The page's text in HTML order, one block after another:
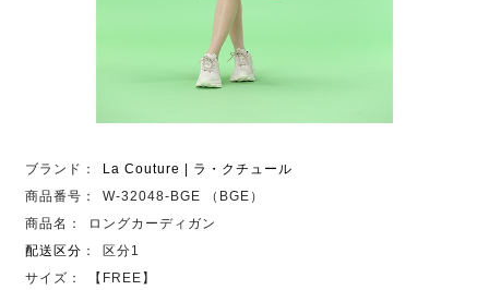
ブランド：
La Couture | ラ・クチュール
商品番号：
W-32048-BGE （BGE）
商品名：
ロングカーディガン
配送区分 ：
区分1
サイズ：
【FREE】